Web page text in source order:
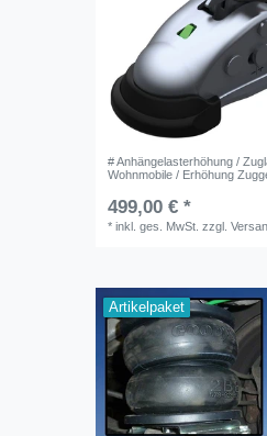
# Anhängelasterhöhung /
Wohnmobile / Erhöhung
499,00 € *
*inkl. ges. MwSt. zzgl.
Artikelpaket